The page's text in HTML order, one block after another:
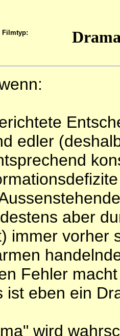
Filmtyp:
edler
aber
immer vorher
Fehler
ist eben ein
wird